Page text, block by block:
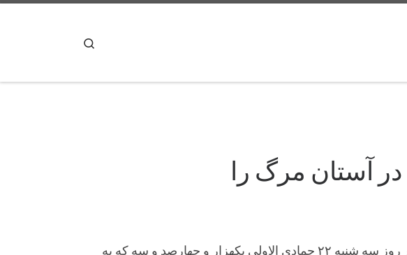
آستان مرگ را
دوست محترم و برادر مكرّم: آقاي دكتر … كه از أصدقاء و اخوان ديرين ما هستند،در روز سه شنبه ٢٢ جمادي الاولي يكهزار و چهارصد و سه كه به